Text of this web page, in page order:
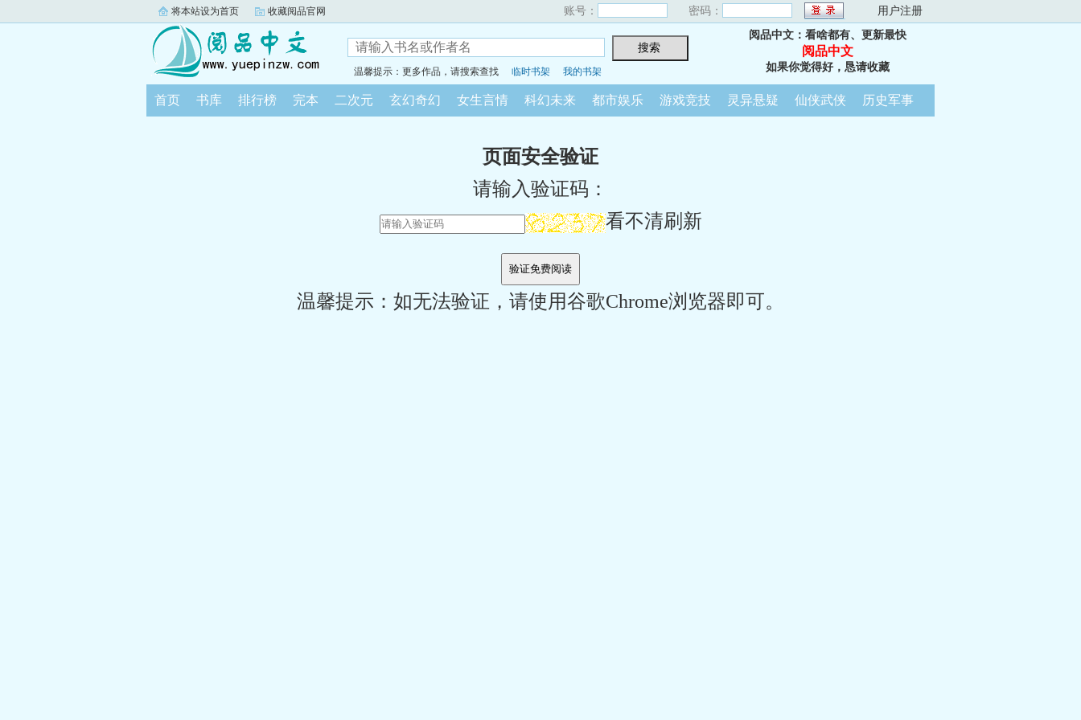
将本站设为首页 收藏阅品官网 账号： 密码： 用户注册
温馨提示：更多作品，请搜索查找 临时书架 我的书架
阅品中文：看啥都有、更新最快
阅品中文
如果你觉得好，恳请收藏
首页 书库 排行榜 完本 二次元 玄幻奇幻 女生言情 科幻未来 都市娱乐 游戏竞技 灵异悬疑 仙侠武侠 历史军事
页面安全验证
请输入验证码：
看不清刷新
温馨提示：如无法验证，请使用谷歌Chrome浏览器即可。